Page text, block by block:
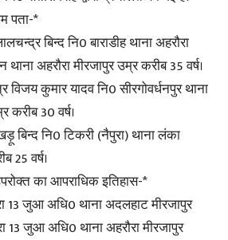
पता-*
बिन्द नि0 बाराडीह थाना अहरौरा
अहरौरा मीरजापुर उम्र करीब 35 वर्ष।
कुमार यादव नि0 सीरगोवर्धनपुर थाना
30 वर्ष।
बिन्द नि0 टिकरी (नैपुरा) थाना लंका
25 वर्ष।
का आपराधिक इतिहास-*
13 जुआ अधि0 थाना अदलहाट मीरजापुर
जुआ अधि0 थाना अहरौरा मीरजापुर